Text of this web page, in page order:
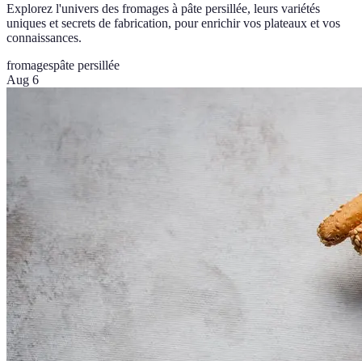
Explorez l'univers des fromages à pâte persillée, leurs variétés
uniques et secrets de fabrication, pour enrichir vos plateaux et vos
connaissances.
fromagespâte persillée
Aug 6